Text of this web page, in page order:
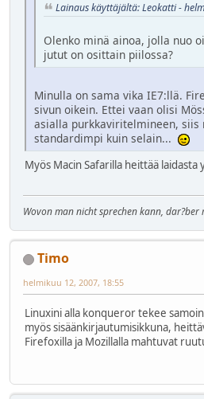
Lainaus käyttäjältä: Leokatti -
Olenko minä ainoa, jolla nuo
jutut on osittain piilossa?
Minulla on sama vika IE7:llä.
sivun oikein. Ettei vaan olisi
asialla purkkaviritelmineen,
standardimpi kuin selain...
Myös Macin Safarilla heittää laidasta
Wovon man nicht sprechen kann, dar?ber
Timo
helmikuu 12, 2007, 18:55
Linuxini alla konqueror tekee
myös sisäänkirjautumisikkuna,
Firefoxilla ja Mozillalla mahtuvat